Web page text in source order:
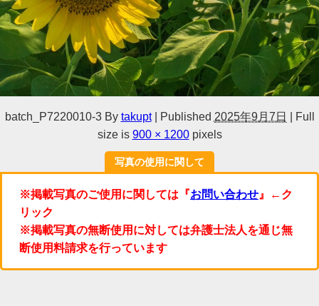
batch_P7220010-3 By takupt Published 2025年9月7日
Full
size is 900 × 1200pixels
写真の使用に関して
※掲載写真のご使用に関しては『お問い合わせ 』←ク
リック
※掲載写真の無断使用に対しては弁護士法人を通じ無
断使用料請求を行っています